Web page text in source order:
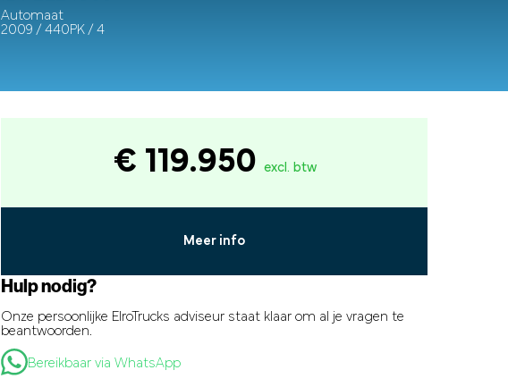
Automaat
2009 / 440PK / 4
€ 119.950 excl. btw
Meer info
Hulp nodig?
Onze persoonlijke ElroTrucks adviseur staat klaar om al je vragen te
beantwoorden.
Bereikbaar via WhatsApp